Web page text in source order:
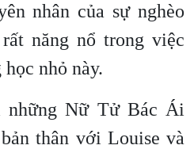
nhân của sự nghèo
năng nổ trong việc
nhỏ này.
những Nữ Tử Bác Ái
thân với Louise và